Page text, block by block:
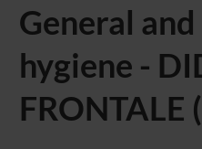
General
hygiene -